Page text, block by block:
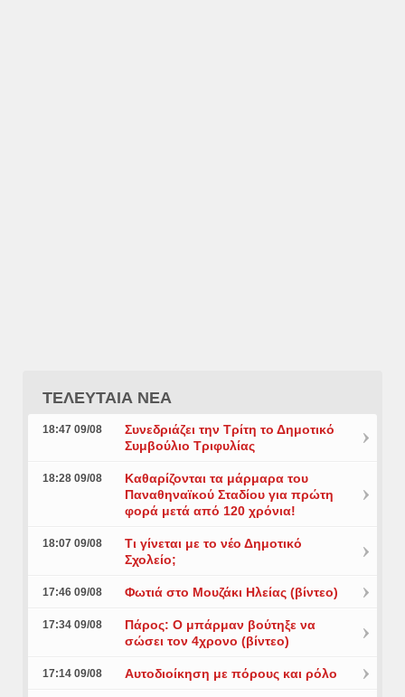
ΤΕΛΕΥΤΑΙΑ ΝΕΑ
18:47 09/08
Συνεδριάζει την Τρίτη το Δημοτικό
Συμβούλιο Τριφυλίας
18:28 09/08
Καθαρίζονται τα μάρμαρα του
Παναθηναϊκού Σταδίου για πρώτη
φορά μετά από 120 χρόνια!
18:07 09/08
Τι γίνεται με το νέο Δημοτικό
Σχολείο;
17:46 09/08 Φωτιά στο Μουζάκι Ηλείας (βίντεο)
17:34 09/08
Πάρος: Ο μπάρμαν βούτηξε να
σώσει τον 4χρονο (βίντεο)
17:14 09/08 Αυτοδιοίκηση με πόρους και ρόλο